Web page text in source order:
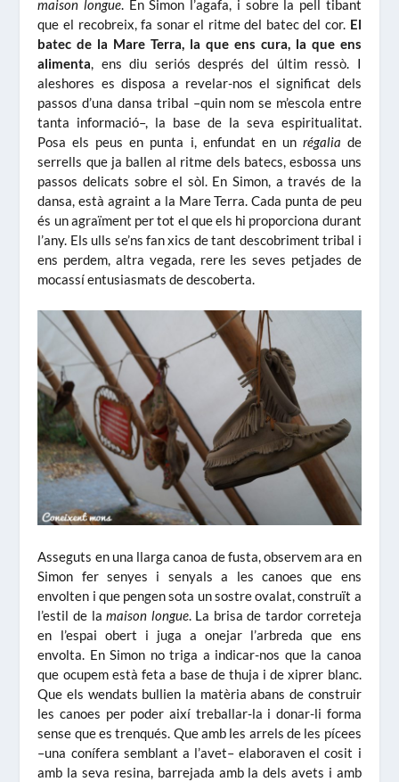
maison longue. En Simon l’agafa, i sobre la pell tibant
que el recobreix, fa sonar el ritme del batec del cor. El
batec de la Mare Terra, la que ens cura, la que ens
alimenta, ens diu seriós després del últim ressò. I
aleshores es disposa a revelar-nos el significat dels
passos d’una dansa tribal –quin nom se m’escola entre
tanta informació–, la base de la seva espiritualitat.
Posa els peus en punta i, enfundat en un régalia de
serrells que ja ballen al ritme dels batecs, esbossa uns
passos delicats sobre el sòl. En Simon, a través de la
dansa, està agraint a la Mare Terra. Cada punta de peu
és un agraïment per tot el que els hi proporciona durant
l’any. Els ulls se’ns fan xics de tant descobriment tribal i
ens perdem, altra vegada, rere les seves petjades de
mocassí entusiasmats de descoberta.
Asseguts en una llarga canoa de fusta, observem ara en
Simon fer senyes i senyals a les canoes que ens
envolten i que pengen sota un sostre ovalat, construït a
l’estil de lamaison longue. La brisa de tardor correteja
en l’espai obert i juga a onejar l’arbreda que ens
envolta. En Simon no triga a indicar-nos que la canoa
que ocupem està feta a base de thuja i de xiprer blanc.
Que els wendats bullien la matèria abans de construir
les canoes per poder així treballar-la i donar-li forma
sense que es trenqués. Que amb les arrels de les pícees
–una conífera semblant a l’avet– elaboraven el cosit i
amb la seva resina, barrejada amb la dels avets i amb